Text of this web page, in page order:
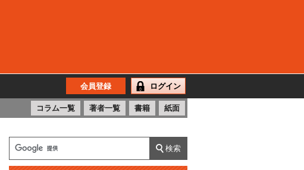
会員登録 ログイン
コラム一覧 著者一覧 書籍 紙面